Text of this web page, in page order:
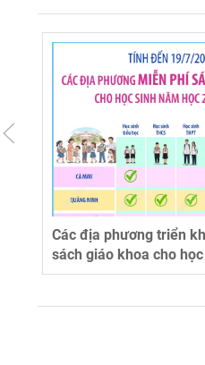
Các địa phương triển
sách giáo khoa cho học
học 2026-2027 (tính